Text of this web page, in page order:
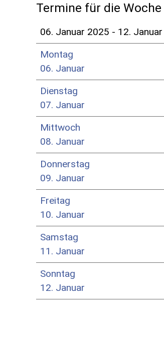
Termine für die Woche
06. Januar 2025 - 12.
Montag
06. Januar
Dienstag
07. Januar
Mittwoch
08. Januar
Donnerstag
09. Januar
Freitag
10. Januar
Samstag
11. Januar
Sonntag
12. Januar